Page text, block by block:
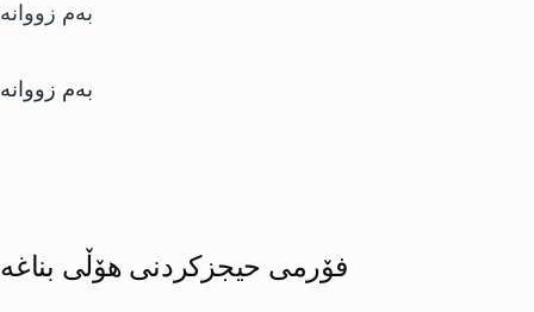
بەم زووانە
بەم زووانە
فۆرمی حیجزکردنی هۆڵی بناغە